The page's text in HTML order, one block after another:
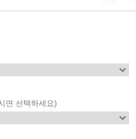
면 선택하세요)